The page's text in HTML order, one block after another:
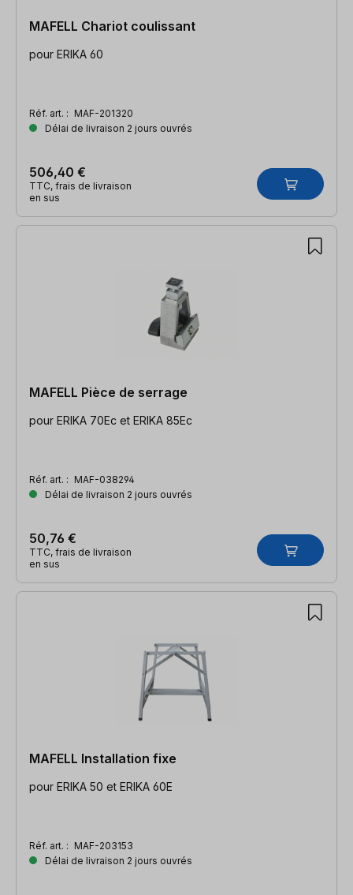
MAFELL Chariot coulissant
pour ERIKA 60
Réf. art. : MAF-201320
Délai de livraison 2 jours ouvrés
506,40 €
TTC, frais de livraison
en sus
MAFELL Pièce de serrage
pour ERIKA 70Ec et ERIKA 85Ec
Réf. art. : MAF-038294
Délai de livraison 2 jours ouvrés
50,76 €
TTC, frais de livraison
en sus
MAFELL Installation fixe
pour ERIKA 50 et ERIKA 60E
Réf. art. : MAF-203153
Délai de livraison 2 jours ouvrés